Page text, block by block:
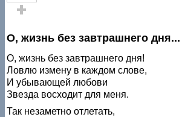
О, жизнь без завтрашнего дня...
О, жизнь без завтрашнего дня!
Ловлю измену в каждом слове,
И убывающей любови
Звезда восходит для меня.
Так незаметно отлетать,